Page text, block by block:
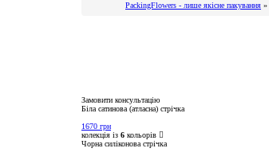
PackingFlowers - лише якісне пакування »
Замовити консультацію
Біла сатинова (атласна) стрічка
1670 грн
колекція із 6 кольорів
Чорна силіконова стрічка